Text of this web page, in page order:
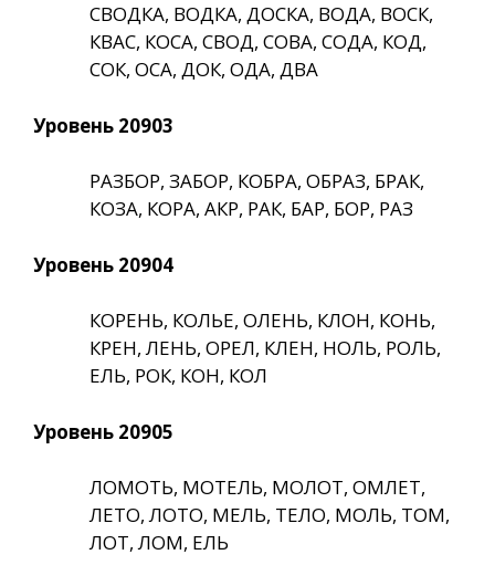
СВОДКА, ВОДКА, ДОСКА, ВОДА, ВОСК,
КВАС, КОСА, СВОД, СОВА, СОДА, КОД,
СОК, ОСА, ДОК, ОДА, ДВА
Уровень 20903
РАЗБОР, ЗАБОР, КОБРА, ОБРАЗ, БРАК,
КОЗА, КОРА, АКР, РАК, БАР, БОР, РАЗ
Уровень 20904
КОРЕНЬ, КОЛЬЕ, ОЛЕНЬ, КЛОН, КОНЬ,
КРЕН, ЛЕНЬ, ОРЕЛ, КЛЕН, НОЛЬ, РОЛЬ,
ЕЛЬ, РОК, КОН, КОЛ
Уровень 20905
ЛОМОТЬ, МОТЕЛЬ, МОЛОТ, ОМЛЕТ,
ЛЕТО, ЛОТО, МЕЛЬ, ТЕЛО, МОЛЬ, ТОМ,
ЛОТ, ЛОМ, ЕЛЬ